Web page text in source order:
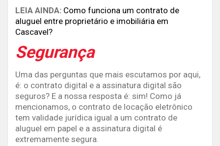
LEIA AINDA: Como funciona um contrato de
aluguel entre proprietário e imobiliária em
Cascavel?
Segurança
Uma das perguntas que mais escutamos por aqui,
é: o contrato digital e a assinatura digital são
seguros? E a nossa resposta é: sim! Como já
mencionamos, o contrato de locação eletrônico
tem validade jurídica igual a um contrato de
aluguel em papel e a assinatura digital é
extremamente segura.